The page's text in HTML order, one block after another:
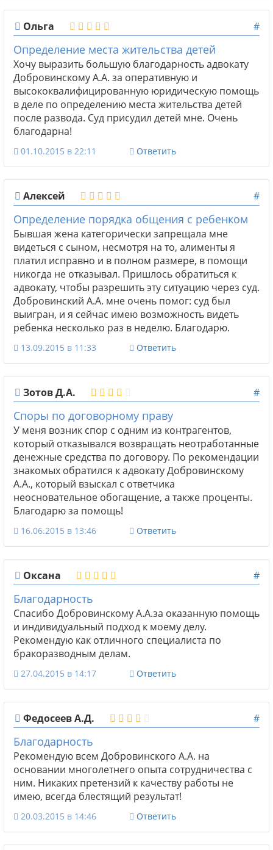
Ольга #
Определение места жительства детей
Хочу выразить большую благодарность адвокату
Добровинскому А.А. за оперативную и
высококвалифицированную юридическую помощь
в деле по определению места жительства детей
после развода. Суд присудил детей мне. Очень
благодарна!
01.10.2015 в 22:11 Ответить
Алексей #
Определение порядка общения с ребенком
Бывшая жена категорически запрещала мне
видеться с сыном, несмотря на то, алименты я
платил исправно и в полном размере, в помощи
никогда не отказывал. Пришлось обратиться к
адвокату, чтобы разрешить эту ситуацию через суд.
Добровинский А.А. мне очень помог: суд был
выигран, и я сейчас имею возможность видеть
ребенка несколько раз в неделю. Благодарю.
13.09.2015 в 11:33 Ответить
Зотов Д.А. #
Споры по договорному праву
У меня возник спор с одним из контрагентов,
который отказывался возвращать неотработанные
денежные средства по договору. По рекомендации
знакомых обратился к адвокату Добровинскому
А.А., который взыскал с ответчика
неосновательное обогащение, а также проценты.
Благодарю за помощь!
16.06.2015 в 13:46 Ответить
Оксана #
Благодарность
Спасибо Добровинскому А.А.за оказанную помощь
и индивидуальный подход к моему делу.
Рекомендую как отличного специалиста по
бракоразводным делам.
27.04.2015 в 14:17 Ответить
Федосеев А.Д. #
Благодарность
Рекомендую всем Добровинского А.А. на
основании многолетнего опыта сотрудничества с
ним. Никаких претензий к качеству работы не
имею, всегда блестящий результат!
20.03.2015 в 14:46 Ответить